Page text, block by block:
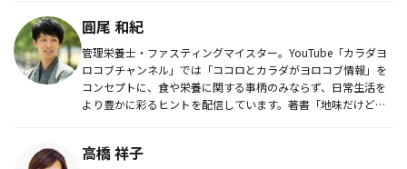
圓尾 和紀
管理栄養士・ファスティングマイスター。YouTube「カラダヨ
ロコブチャンネル」では「ココロとカラダがヨロコブ情報」を
コンセプトに、食や栄養に関する事柄のみならず、日常生活を
より豊かに彩るヒントを配信しています。著書「地味だけどほ
高橋 祥子